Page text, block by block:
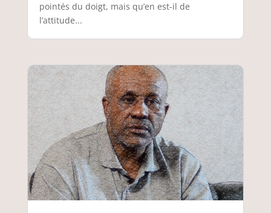
pointés du doigt, mais qu’en est-il de
l’attitude...